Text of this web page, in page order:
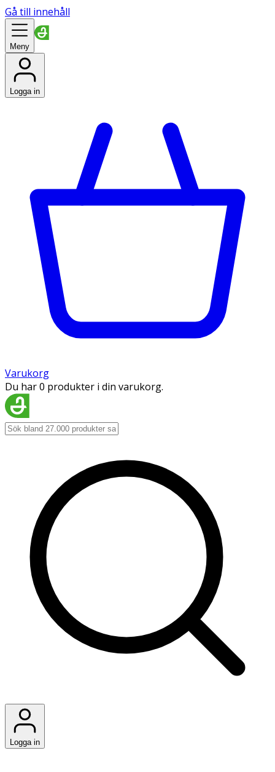
Gå till innehåll
Meny
Logga in
Varukorg
Du har 0 produkter i din varukorg.
Logga in